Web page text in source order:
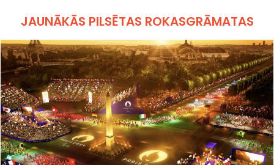
JAUNĀKĀS PILSĒTAS ROKASGRĀMATAS